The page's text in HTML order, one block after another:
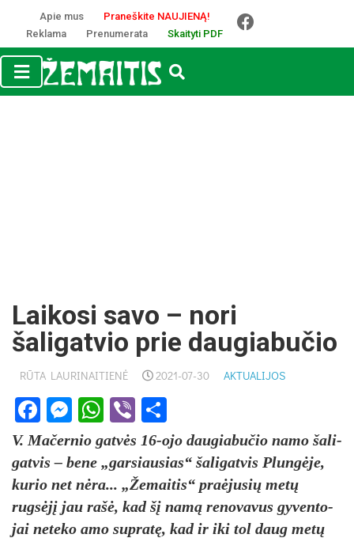
Apie mus
Praneškite NAUJIENĄ!
Reklama
Prenumerata Skaityti PDF
Laikosi savo – nori
šaligatvio prie daugiabučio
RŪTA LAURINAITIENĖ 2021-07-30 AKTUALIJOS
Facebook
Messenger
WhatsApp
Viber
V. Ma­čer­nio gatvės 16-ojo dau­gia­bu­čio na­mo ša­li­
gat­vis – be­ne „gar­siau­sias“ ša­li­gat­vis Plungė­je,
ku­rio net nėra... „Že­mai­tis“ pra­ėju­sių metų
rugsėjį jau rašė, kad šį namą re­no­va­vus gy­ven­to­
jai ne­te­ko amo su­pratę, kad ir iki tol daug metų